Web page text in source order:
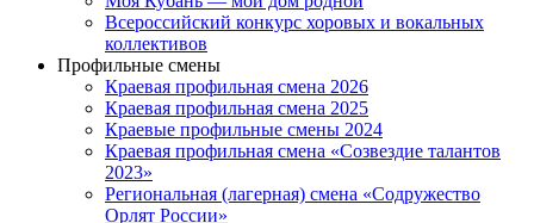
Всероссийский конкурс хоровых и вокальных
коллективов
Профильные смены
Краевая профильная смена 2026
Краевая профильная смена 2025
Краевые профильные смены 2024
Краевая профильная смена «Созвездие талантов
2023»
Региональная (лагерная) смена «Содружество
Орлят России»